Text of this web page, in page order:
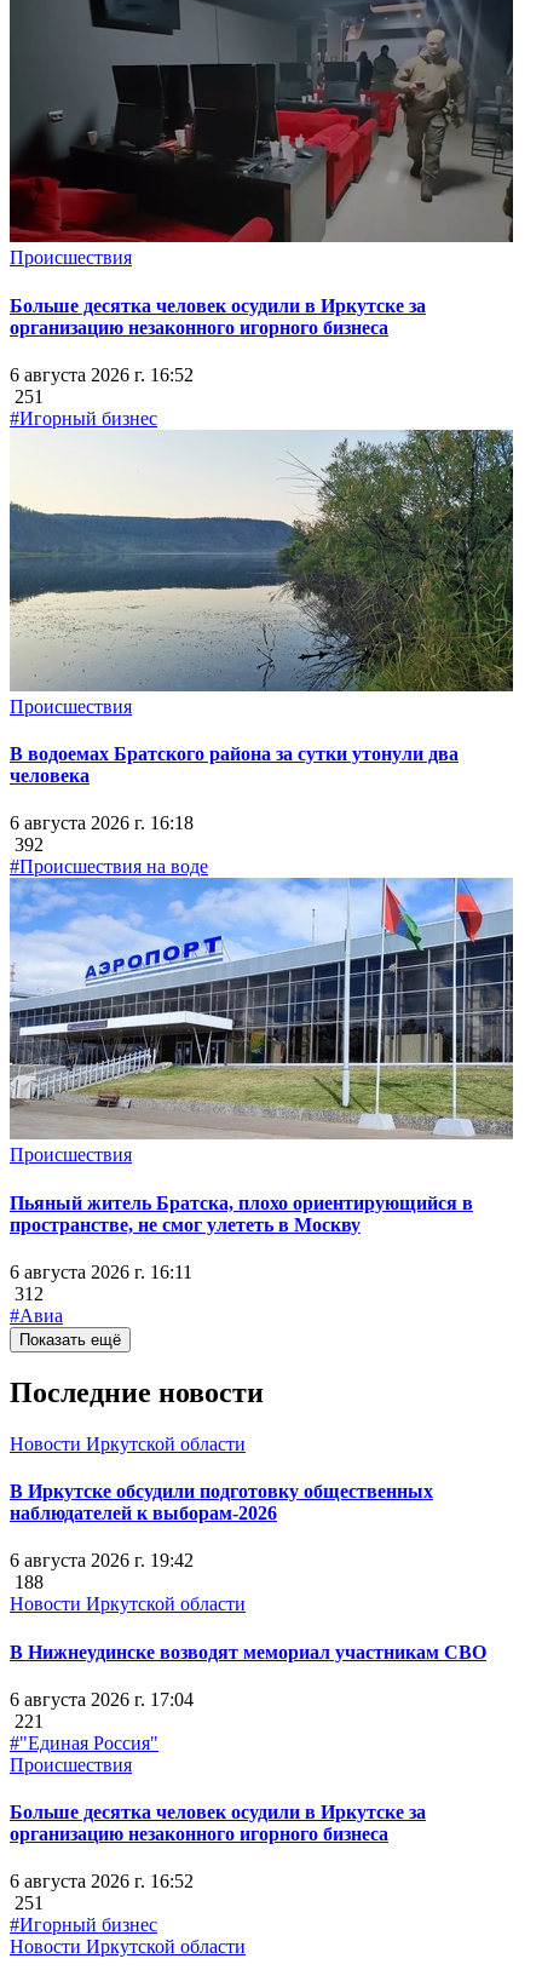
Происшествия
Больше десятка человек осудили в Иркутске за
организацию незаконного игорного бизнеса
6 августа 2026 г. 16:52
251
#Игорный бизнес
Происшествия
В водоемах Братского района за сутки утонули два
человека
6 августа 2026 г. 16:18
392
#Происшествия на воде
Происшествия
Пьяный житель Братска, плохо ориентирующийся в
пространстве, не смог улететь в Москву
6 августа 2026 г. 16:11
312
#Авиа
Показать ещё
Последние новости
Новости Иркутской области
В Иркутске обсудили подготовку общественных
наблюдателей к выборам-2026
6 августа 2026 г. 19:42
188
Новости Иркутской области
В Нижнеудинске возводят мемориал участникам СВО
6 августа 2026 г. 17:04
221
#"Единая Россия"
Происшествия
Больше десятка человек осудили в Иркутске за
организацию незаконного игорного бизнеса
6 августа 2026 г. 16:52
251
#Игорный бизнес
Новости Иркутской области